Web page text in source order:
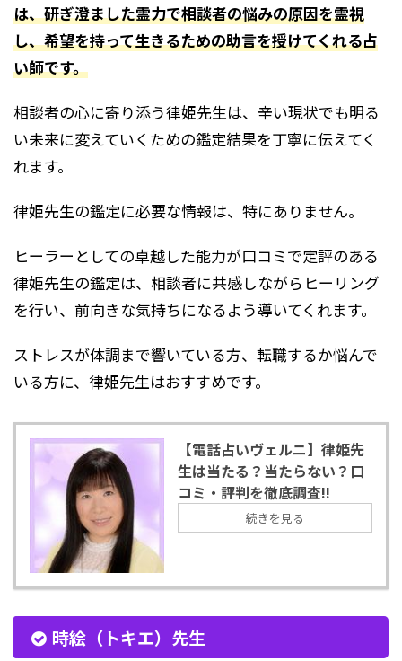
は、研ぎ澄ました霊力で相談者の悩みの原因を霊視
し、希望を持って生きるための助言を授けてくれる占
い師です。
相談者の心に寄り添う律姫先生は、辛い現状でも明る
い未来に変えていくための鑑定結果を丁寧に伝えてく
れます。
律姫先生の鑑定に必要な情報は、特にありません。
ヒーラーとしての卓越した能力が口コミで定評のある
律姫先生の鑑定は、相談者に共感しながらヒーリング
を行い、前向きな気持ちになるよう導いてくれます。
ストレスが体調まで響いている方、転職するか悩んで
いる方に、律姫先生はおすすめです。
【電話占いヴェルニ】律姫先
生は当たる？当たらない？口
コミ・評判を徹底調査!!
続きを見る
時絵（トキエ）先生